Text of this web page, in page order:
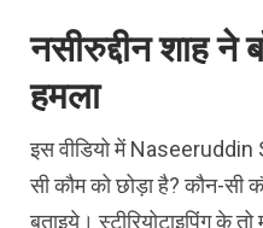
नसीरुद्दीन शाह ने
हमला
इस वीडियो में Naseeruddin
सी कौम को छोड़ा है? कौन-सी
बताइये। स्टीरियोटाइपिंग के